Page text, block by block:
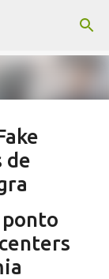
de
SERRA NEGRA
ponto